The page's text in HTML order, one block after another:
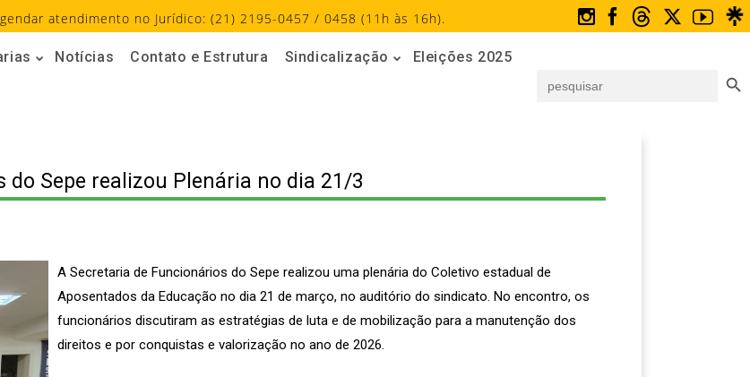
atendimento no Jurídico: (21) 2195-0457 / 0458 (11h às 16h).
Notícias Contato e Estrutura Sindicalização
Eleições 2025
for:
Sepe realizou Plenária no dia 21/3
A Secretaria de Funcionários do Sepe realizou uma plenária do Coletivo estadual de
Aposentados da Educação no dia 21 de março, no auditório do sindicato. No encontro, os
funcionários discutiram as estratégias de luta e de mobilização para a manutenção dos
direitos e por conquistas e valorização no ano de 2026.